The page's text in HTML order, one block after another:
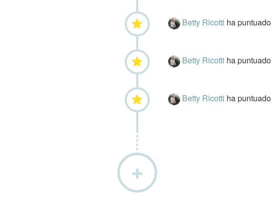
Betty Ricotti ha puntuado
Betty Ricotti ha puntuado
Betty Ricotti ha puntuado